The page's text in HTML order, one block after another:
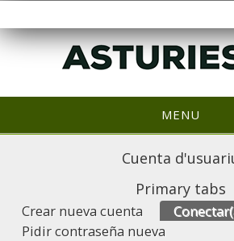
MENU
Cuenta
Primary tabs
Crear nueva cuenta Conectar
Pidir contraseña nueva